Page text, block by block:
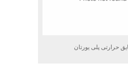
حرارتی پلی یورتان